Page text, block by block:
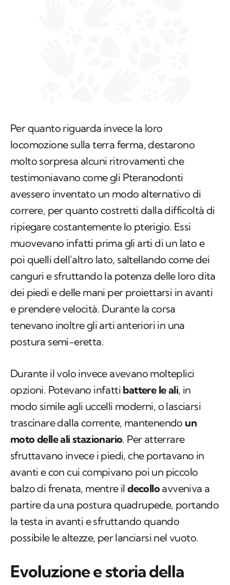
Per quanto riguarda invece la loro
locomozione sulla terra ferma, destarono
molto sorpresa alcuni ritrovamenti che
testimoniavano come gli Pteranodonti
avessero inventato un modo alternativo di
correre, per quanto costretti dalla difficoltà di
ripiegare costantemente lo pterigio. Essi
muovevano infatti prima gli arti di un lato e
poi quelli dell’altro lato, saltellando come dei
canguri e sfruttando la potenza delle loro dita
dei piedi e delle mani per proiettarsi in avanti
e prendere velocità. Durante la corsa
tenevano inoltre gli arti anteriori in una
Durante il volo invece avevano molteplici
opzioni. Potevano infattibattere le ali, in
modo simile agli uccelli moderni, o lasciarsi
trascinare dalla corrente, mantenendo
moto delle ali stazionario. Per atterrare
sfruttavano invece i piedi, che portavano in
avanti e con cui compivano poi un piccolo
balzo di frenata, mentre ildecolloavveniva a
partire da una postura quadrupede, portando
la testa in avanti e sfruttando quando